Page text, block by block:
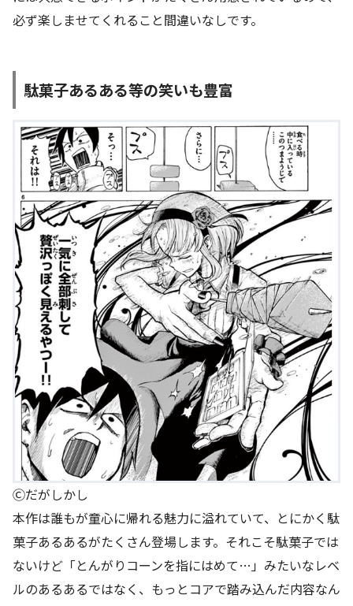
必ず楽しませてくれること間違いなしです。
駄菓子あるある等の笑いも豊富
Ⓒだがしかし
本作は誰もが童心に帰れる魅力に溢れていて、とにかく駄
菓子あるあるがたくさん登場します。それこそ駄菓子では
ないけど「とんがりコーンを指にはめて…」みたいなレベ
ルのあるあるではなく、もっとコアで踏み込んだ内容なん